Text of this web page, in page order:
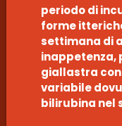
periodo di
forme
settimana di
inappetenza,
giallastra
variabile
bilirubina nel